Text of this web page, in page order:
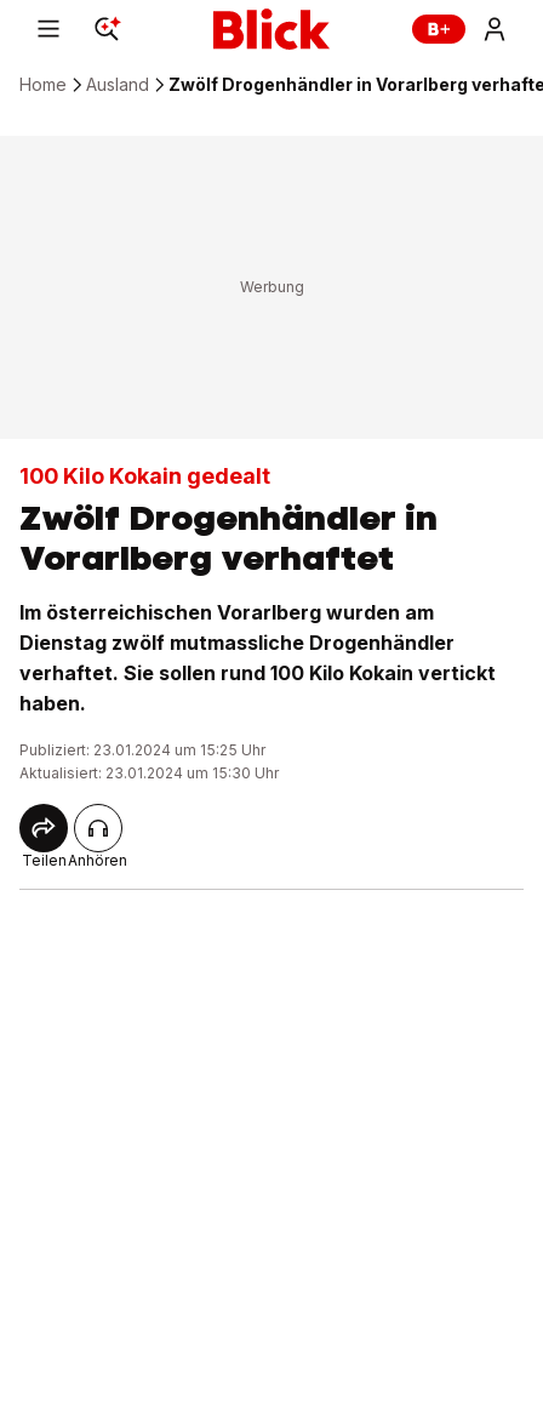
Home Ausland Zwölf Drogenhändler in Vorarlberg
100 Kilo Kokain gedealt
Zwölf Drogenhändler in
Vorarlberg verhaftet
Im österreichischen Vorarlberg wurden am
Dienstag zwölf mutmassliche Drogenhändler
verhaftet. Sie sollen rund 100 Kilo Kokain vertickt
haben.
Publiziert: 23.01.2024 um 15:25 Uhr
Aktualisiert: 23.01.2024 um 15:30 Uhr
TeilenAnhören